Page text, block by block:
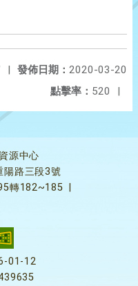
發佈日期： 2020-03-20
|
點擊率： 520 |
源中心
陽路三段3號
轉182~185
01-12